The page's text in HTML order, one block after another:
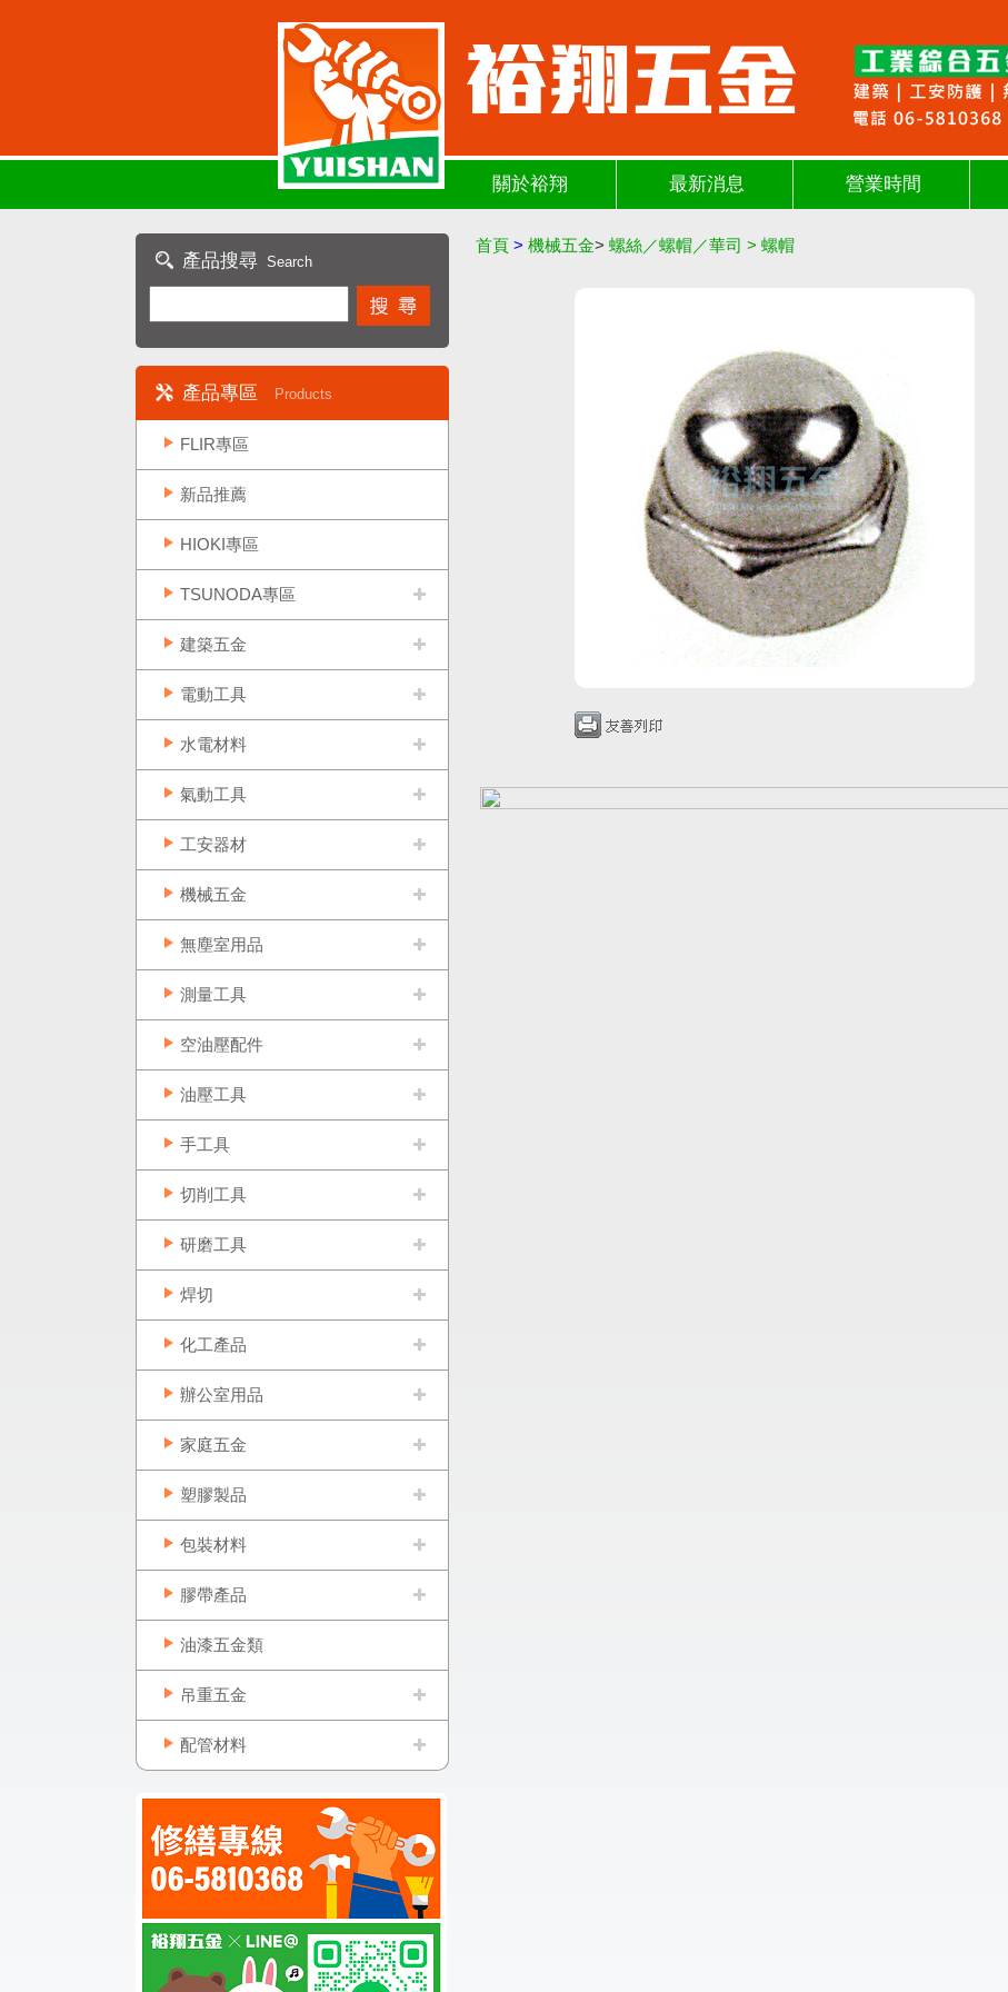
關於裕翔 最新消息 營業時間
產品搜尋 Search
產品專區 Products
FLIR專區
新品推薦
HIOKI專區
TSUNODA專區
建築五金
電動工具
水電材料
氣動工具
工安器材
機械五金
無塵室用品
測量工具
空油壓配件
油壓工具
手工具
切削工具
研磨工具
焊切
化工產品
辦公室用品
家庭五金
塑膠製品
包裝材料
膠帶產品
油漆五金類
吊重五金
配管材料
首頁 > 機械五金> 螺絲／螺帽／華司 > 螺帽